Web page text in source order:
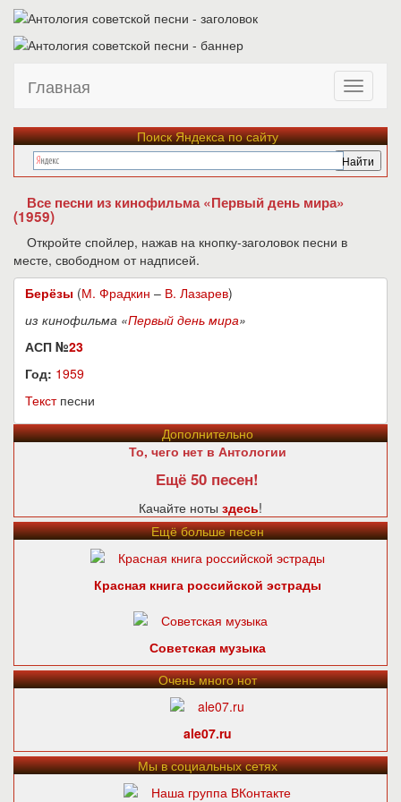
Главная
Поиск Яндекса по сайту
Все песни из кинофильма «Первый день мира»
(1959)
Откройте спойлер, нажав на кнопку-заголовок песни в
месте, свободном от надписей.
Берёзы (М. Фрадкин – В. Лазарев)
из кинофильма «Первый день мира»
АСП №23
Год: 1959
Текстпесни
Дополнительно
То, чего нет в Антологии
Ещё 50 песен!
Качайте ноты здесь!
Ещё больше песен
Красная книга российской эстрады
Советская музыка
Очень много нот
ale07.ru
Мы в социальных сетях